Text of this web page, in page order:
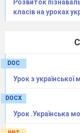
ми йдемо у
Мюнхгаузен». Як
Пиши , бабузю, як
5. ОГОЛОШЕННЯ
Серед наших дітей
вони працювали
логопедом . А
Розвиток
класів на уроках
DOC
Урок з
DOCX
Урок .Українська